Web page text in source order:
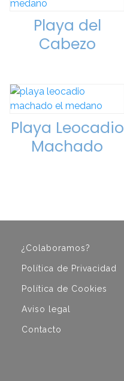
Playa del
Cabezo
Playa Leocadio
Machado
¿Colaboramos?
Política de Privacidad
Política de Cookies
Aviso legal
Contacto